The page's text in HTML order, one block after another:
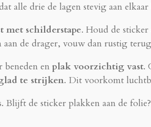
alle drie de lagen stevig aan
met schilderstape. Houd de
de drager, vouw dan rustig
beneden enplak voorzichtig vast.
te strijken. Dit voorkomt
de sticker plakken aan de